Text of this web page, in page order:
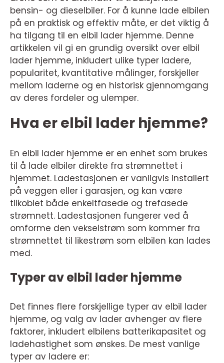
bensin- og dieselbiler. For å kunne lade elbilen
på en praktisk og effektiv måte, er det viktig å
ha tilgang til en elbil lader hjemme. Denne
artikkelen vil gi en grundig oversikt over elbil
lader hjemme, inkludert ulike typer ladere,
popularitet, kvantitative målinger, forskjeller
mellom laderne og en historisk gjennomgang
av deres fordeler og ulemper.
Hva er elbil lader hjemme?
En elbil lader hjemme er en enhet som brukes
til å lade elbiler direkte fra strømnettet i
hjemmet. Ladestasjonen er vanligvis installert
på veggen eller i garasjen, og kan være
tilkoblet både enkeltfasede og trefasede
strømnett. Ladestasjonen fungerer ved å
omforme den vekselstrøm som kommer fra
strømnettet til likestrøm som elbilen kan lades
med.
Typer av elbil lader hjemme
Det finnes flere forskjellige typer av elbil lader
hjemme, og valg av lader avhenger av flere
faktorer, inkludert elbilens batterikapasitet og
ladehastighet som ønskes. De mest vanlige
typer av ladere er: